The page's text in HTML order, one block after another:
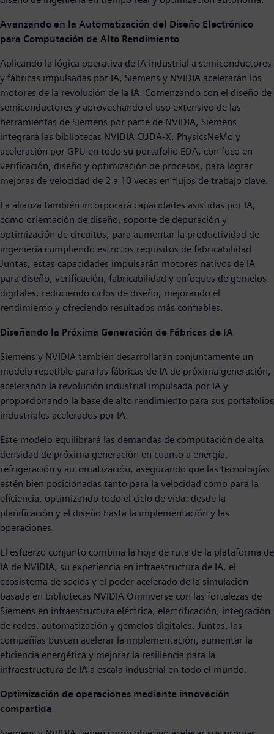
Avanzando en la Automatización del Diseño Electrónico
para Computación de Alto Rendimiento
Aplicando la lógica operativa de IA industrial a semiconductores
y fábricas impulsadas por IA, Siemens y NVIDIA acelerarán los
motores de la revolución de la IA. Comenzando con el diseño de
semiconductores y aprovechando el uso extensivo de las
herramientas de Siemens por parte de NVIDIA, Siemens
integrará las bibliotecas NVIDIA CUDA-X, PhysicsNeMo y
aceleración por GPU en todo su portafolio EDA, con foco en
verificación, diseño y optimización de procesos, para lograr
mejoras de velocidad de 2 a 10 veces en flujos de trabajo clave.
La alianza también incorporará capacidades asistidas por IA,
como orientación de diseño, soporte de depuración y
optimización de circuitos, para aumentar la productividad de
ingeniería cumpliendo estrictos requisitos de fabricabilidad.
Juntas, estas capacidades impulsarán motores nativos de IA
para diseño, verificación, fabricabilidad y enfoques de gemelos
digitales, reduciendo ciclos de diseño, mejorando el
rendimiento y ofreciendo resultados más confiables.
Diseñando la Próxima Generación de Fábricas de IA
Siemens y NVIDIA también desarrollarán conjuntamente un
modelo repetible para las fábricas de IA de próxima generación,
acelerando la revolución industrial impulsada por IA y
proporcionando la base de alto rendimiento para sus portafolios
industriales acelerados por IA.
Este modelo equilibrará las demandas de computación de alta
densidad de próxima generación en cuanto a energía,
refrigeración y automatización, asegurando que las tecnologías
estén bien posicionadas tanto para la velocidad como para la
eficiencia, optimizando todo el ciclo de vida: desde la
planificación y el diseño hasta la implementación y las
operaciones.
El esfuerzo conjunto combina la hoja de ruta de la plataforma de
IA de NVIDIA, su experiencia en infraestructura de IA, el
ecosistema de socios y el poder acelerado de la simulación
basada en bibliotecas NVIDIA Omniverse con las fortalezas de
Siemens en infraestructura eléctrica, electrificación, integración
de redes, automatización y gemelos digitales. Juntas, las
compañías buscan acelerar la implementación, aumentar la
eficiencia energética y mejorar la resiliencia para la
infraestructura de IA a escala industrial en todo el mundo.
Optimización de operaciones mediante innovación
compartida